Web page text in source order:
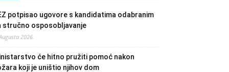
potpisao ugovore s kandidatima odabranim
stručno osposobljavanje
2026.
će hitno pružiti pomoć nakon
koji je uništio njihov dom